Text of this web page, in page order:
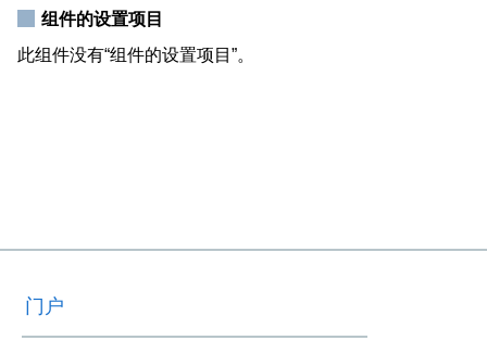
组件的设置项目
此组件没有“组件的设置项目”。
门户